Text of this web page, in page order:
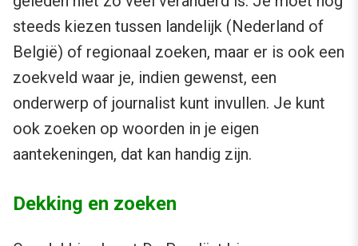
steeds kiezen tussen landelijk (Nederland of
België) of regionaal zoeken, maar er is ook een
zoekveld waar je, indien gewenst, een
onderwerp of journalist kunt invullen. Je kunt
ook zoeken op woorden in je eigen
aantekeningen, dat kan handig zijn.
Dekking en zoeken